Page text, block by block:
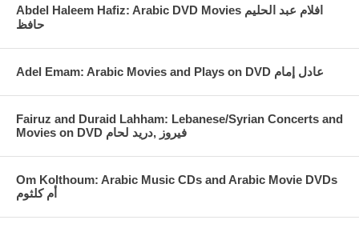
Abdel Haleem Hafiz: Arabic DVD Movies افلام عبد الحليم
حافظ
Fairuz and Duraid Lahham: Lebanese/Syrian Concerts and
Movies on DVD فيروز ,دريد لحام
Om Kolthoum: Arabic Music CDs and Arabic Movie DVDs
أم كلثوم